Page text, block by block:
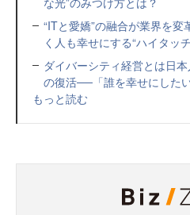
“ITと愛嬌”の融合が業界を
く人も幸せにする“ハイタッ
ダイバーシティ経営とは日
の復活──「誰を幸せにした
もっと読む